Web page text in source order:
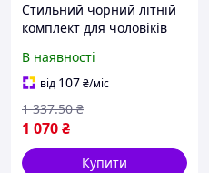
Стильний чорний літній
комплект для чоловіків
кишенями з Туреччини
для активного відпочинку
В наявності
від 107₴/міс
1 070₴
1 337.50 ₴
Купити